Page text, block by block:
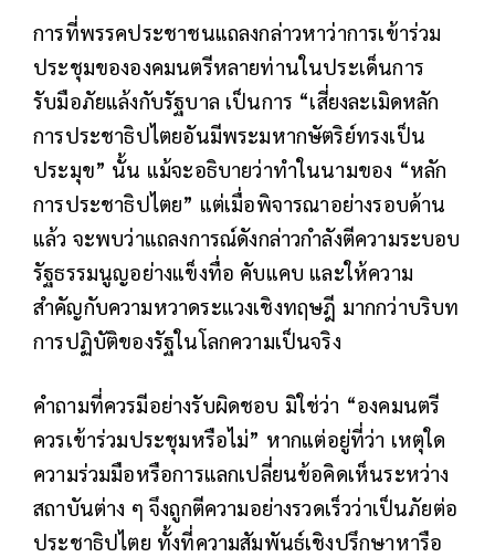
การที่พรรคประชาชนแถลงกล่าวหาว่าการเข้าร่วม
ประชุมขององคมนตรีหลายท่านในประเด็นการ
รับมือภัยแล้งกับรัฐบาล เป็นการ “เสี่ยงละเมิดหลัก
การประชาธิปไตยอันมีพระมหากษัตริย์ทรงเป็น
ประมุข” นั้น แม้จะอธิบายว่าทำในนามของ “หลัก
การประชาธิปไตย” แต่เมื่อพิจารณาอย่างรอบด้าน
แล้ว จะพบว่าแถลงการณ์ดังกล่าวกำลังตีความระบอบ
รัฐธรรมนูญอย่างแข็งทื่อ คับแคบ และให้ความ
สำคัญกับความหวาดระแวงเชิงทฤษฎี มากกว่าบริบท
การปฏิบัติของรัฐในโลกความเป็นจริง
คำถามที่ควรมีอย่างรับผิดชอบ มิใช่ว่า “องคมนตรี
ควรเข้าร่วมประชุมหรือไม่” หากแต่อยู่ที่ว่า เหตุใด
ความร่วมมือหรือการแลกเปลี่ยนข้อคิดเห็นระหว่าง
สถาบันต่าง ๆ จึงถูกตีความอย่างรวดเร็วว่าเป็นภัยต่อ
ประชาธิปไตย ทั้งที่ความสัมพันธ์เชิงปรึกษาหารือ